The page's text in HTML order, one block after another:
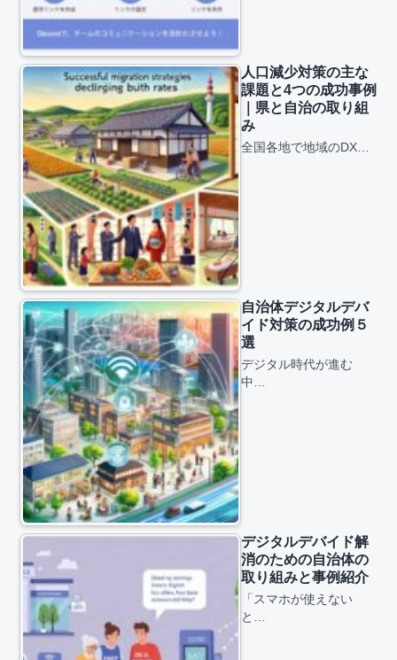
人口減少対策の主な
課題と4つの成功事例
｜県と自治の取り組
み
全国各地で地域のDX…
自治体デジタルデバ
イド対策の成功例５
選
デジタル時代が進む
中…
デジタルデバイド解
消のための自治体の
取り組みと事例紹介
「スマホが使えない
と…